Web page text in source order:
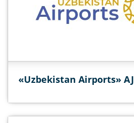
«Uzbekistan Airports» AJ